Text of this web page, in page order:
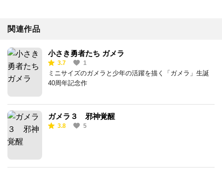
関連作品
小さき勇者たち ガメラ
3.7 1
ミニサイズのガメラと少年の活躍を描く「ガメラ」生誕
40周年記念作
ガメラ３ 邪神覚醒
3.8 5